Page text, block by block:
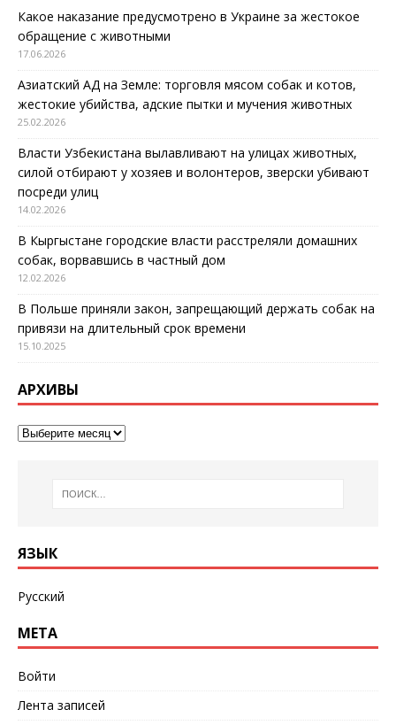
Какое наказание предусмотрено в Украине за жестокое
обращение с животными
17.06.2026
Азиатский АД на Земле: торговля мясом собак и котов,
жестокие убийства, адские пытки и мучения животных
25.02.2026
Власти Узбекистана вылавливают на улицах животных,
силой отбирают у хозяев и волонтеров, зверски убивают
посреди улиц
14.02.2026
В Кыргыстане городские власти расстреляли домашних
собак, ворвавшись в частный дом
12.02.2026
В Польше приняли закон, запрещающий держать собак на
привязи на длительный срок времени
15.10.2025
АРХИВЫ
ЯЗЫК
Русский
МЕТА
Войти
Лента записей